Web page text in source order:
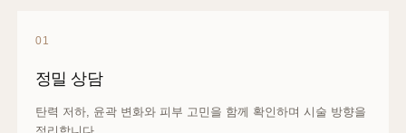
01
정밀 상담
탄력 저하, 윤곽 변화와 피부 고민을 함께 확인하며 시술 방향을
정리합니다.